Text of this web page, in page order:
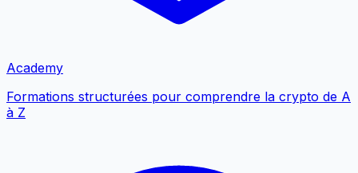
Academy
Formations structurées pour comprendre la crypto de A
à Z